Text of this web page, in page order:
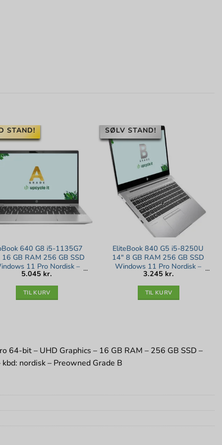
STAND!
640 G8 i5-1135G7
16 GB RAM 256 GB SSD
11 Pro Nordisk –
Guld stand
5.045 kr.
TIL KURV
SØLV STAND!
EliteBook 840 G5 i5-8250U
14″ 8 GB RAM 256 GB SSD
Windows 11 Pro Nordisk –
Sølv stand
3.245 kr.
TIL KURV
64-bit – UHD Graphics – 16 GB RAM – 256 GB SSD –
nordisk – Preowned Grade B